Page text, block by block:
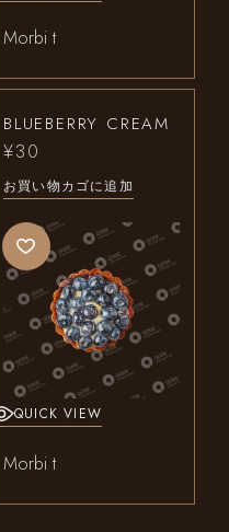
Morbi t
BLUEBERRY CREAM
¥30
お買い物カゴに追加
QUICK VIEW
Morbi t